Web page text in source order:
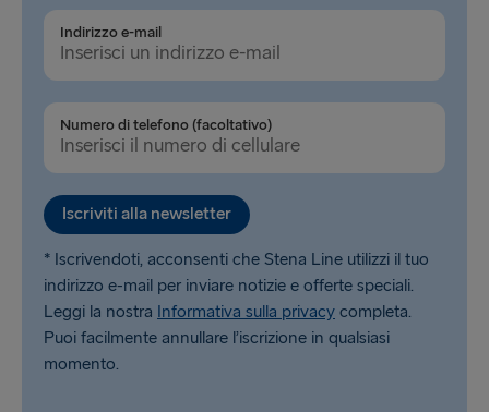
Indirizzo e-mail
Numero di telefono (facoltativo)
Iscriviti alla newsletter
* Iscrivendoti, acconsenti che Stena Line utilizzi il tuo
indirizzo e-mail per inviare notizie e offerte speciali.
Leggi la nostra Informativa sulla privacy completa.
Puoi facilmente annullare l’iscrizione in qualsiasi
momento.